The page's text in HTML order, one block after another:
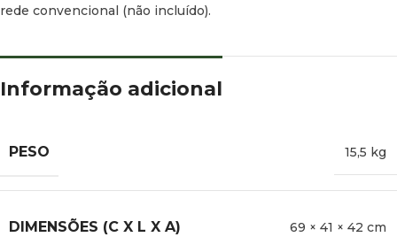
rede convencional (não incluído).
Informação adicional
PESO 15,5 kg
DIMENSÕES (C X L X A) 69 × 41 × 42 cm